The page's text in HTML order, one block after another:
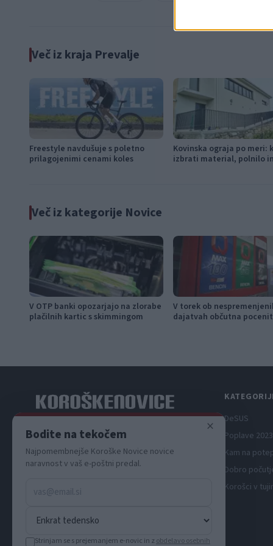
Več iz kraja Prevalje
Freestyle navdušuje s poletno
prilagojenimi cenami koles
Kovinska ograja po meri:
izbrati material, polnilo
Več iz kategorije Novice
V OTP banki opozarjajo na zlorabe
plačilnih kartic s skimmingom
V torek ob
dajatvah občutna
Spletni medij koroških dogodkov.
DeSUS
Poplave
Kam na
Dobro
Korošci v
×
Bodite na tekočem
Najpomembnejše Koroške Novice novice
naravnost v vaš e-poštni predal.
Strinjam se s prejemanjem e-novic in z obdelavo osebnih